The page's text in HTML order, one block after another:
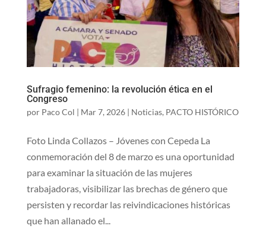
Sufragio femenino: la revolución ética en el
Congreso
por Paco Col | Mar 7, 2026| Noticias, PACTO HISTÓRICO
Foto Linda Collazos – Jóvenes con Cepeda La
conmemoración del 8 de marzo es una oportunidad
para examinar la situación de las mujeres
trabajadoras, visibilizar las brechas de género que
persisten y recordar las reivindicaciones históricas
que han allanado el...